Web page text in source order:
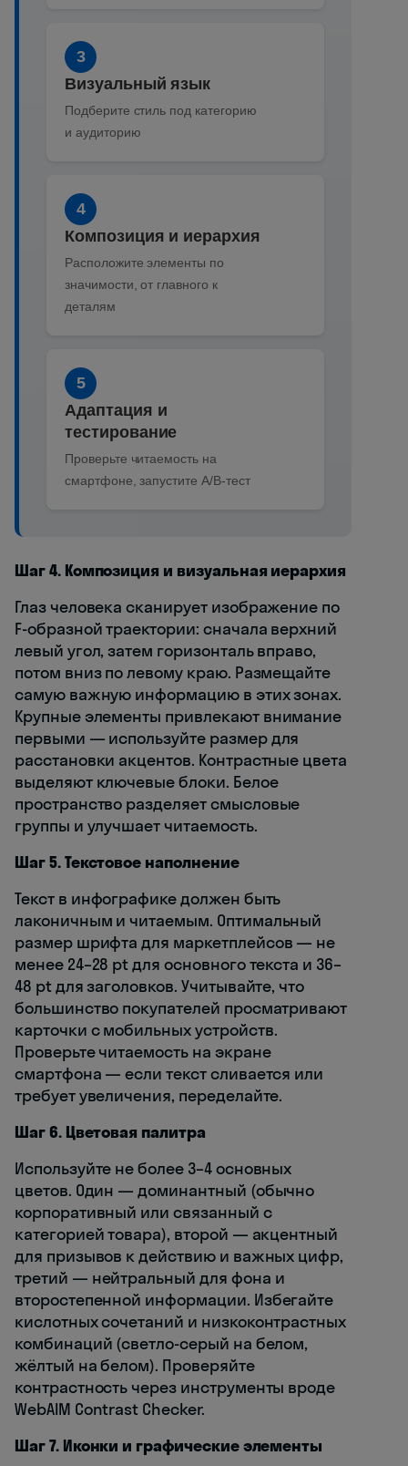
3
Визуальный язык
Подберите стиль под категорию
и аудиторию
4
Композиция и иерархия
Расположите элементы по
значимости, от главного к
деталям
5
Адаптация и
тестирование
Проверьте читаемость на
смартфоне, запустите A/B-тест
Шаг 4. Композиция и визуальная иерархия
Глаз человека сканирует изображение по
F-образной траектории: сначала верхний
левый угол, затем горизонталь вправо,
потом вниз по левому краю. Размещайте
самую важную информацию в этих зонах.
Крупные элементы привлекают внимание
первыми — используйте размер для
расстановки акцентов. Контрастные цвета
выделяют ключевые блоки. Белое
пространство разделяет смысловые
группы и улучшает читаемость.
Шаг 5. Текстовое наполнение
Текст в инфографике должен быть
лаконичным и читаемым. Оптимальный
размер шрифта для маркетплейсов — не
менее 24–28 pt для основного текста и 36–
48 pt для заголовков. Учитывайте, что
большинство покупателей просматривают
карточки с мобильных устройств.
Проверьте читаемость на экране
смартфона — если текст сливается или
требует увеличения, переделайте.
Шаг 6. Цветовая палитра
Используйте не более 3–4 основных
цветов. Один — доминантный (обычно
корпоративный или связанный с
категорией товара), второй — акцентный
для призывов к действию и важных цифр,
третий — нейтральный для фона и
второстепенной информации. Избегайте
кислотных сочетаний и низкоконтрастных
комбинаций (светло-серый на белом,
жёлтый на белом). Проверяйте
контрастность через инструменты вроде
WebAIM Contrast Checker.
Шаг 7. Иконки и графические элементы